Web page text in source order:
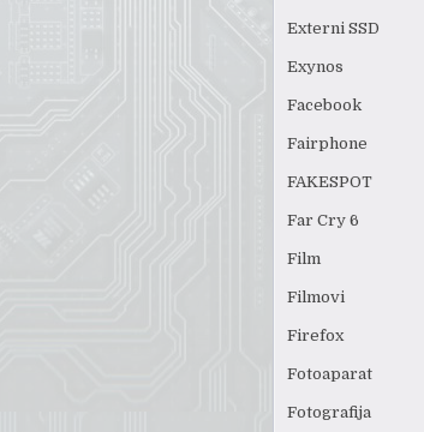
Externi SSD
Exynos
Facebook
Fairphone
FAKESPOT
Far Cry 6
Film
Filmovi
Firefox
Fotoaparat
Fotografija